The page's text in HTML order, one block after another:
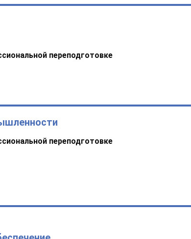
переподготовке
переподготовке